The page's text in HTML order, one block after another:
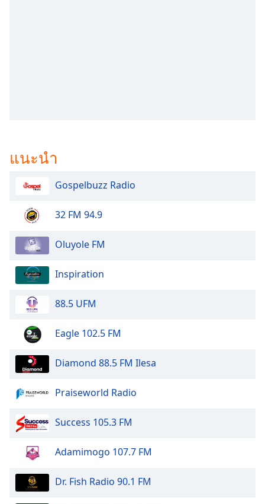
Fullscreen
This
modal
window.
Beginning
dialog
window.
Escape
cancel
window.
Color
Opacity
แนะนำ
Gospelbuzz Radio
32 FM 94.9
Oluyole FM
Inspiration
88.5 UFM
Eagle 102.5 FM
Diamond 88.5 FM Ilesa
Praiseworld Radio
Success 105.3 FM
Adamimogo 107.7 FM
Dr. Fish Radio 90.1 FM